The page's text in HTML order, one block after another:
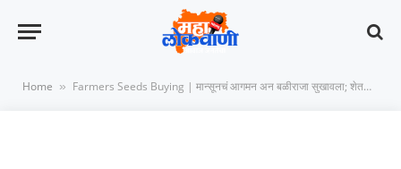
Home » Farmers Seeds Buying | मान्सूनचं आगमन अन बळीराजा सुखावला; शेतकऱ्यांनो खते बी-बियाणे खरेदीसाठी जाताय, मग घ्या ही काळजी..